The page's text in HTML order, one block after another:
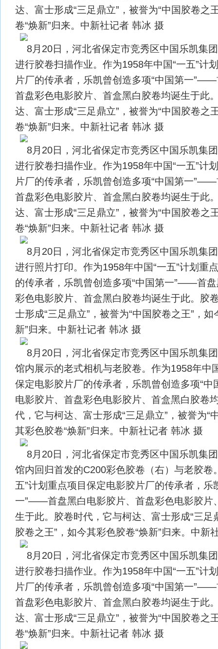
达、富士形成“三足鼎立”，被誉为“中国胶卷之
卷“焕新”归来。中新社记者 韩冰 摄
8月20日，河北省保定市竞秀区中国乐凯集
进行胶卷扫描作业。作为1958年中国“一五”计
片厂的传承者，乐凯曾创造多项“中国第一
首盘彩色电影胶片、首盒黑白胶卷均诞生于此
达、富士形成“三足鼎立”，被誉为“中国胶卷之
卷“焕新”归来。中新社记者 韩冰 摄
8月20日，河北省保定市竞秀区中国乐凯集
进行胶卷扫描作业。作为1958年中国“一五”计
片厂的传承者，乐凯曾创造多项“中国第一
首盘彩色电影胶片、首盒黑白胶卷均诞生于此
达、富士形成“三足鼎立”，被誉为“中国胶卷之
卷“焕新”归来。中新社记者 韩冰 摄
8月20日，河北省保定市竞秀区中国乐凯集
进行照片打印。作为1958年中国“一五”计划重
的传承者，乐凯曾创造多项“中国第一”——首
彩色电影胶片、首盒黑白胶卷均诞生于此。胶
士形成“三足鼎立”，被誉为“中国胶卷之王”，如
新”归来。中新社记者 韩冰 摄
8月20日，河北省保定市竞秀区中国乐凯集
馆内展示的老式相机与老胶卷。作为1958年中
保定电影胶片厂的传承者，乐凯曾创造多项“
电影胶片、首盘彩色电影胶片、首盒黑白胶卷
代，它与柯达、富士形成“三足鼎立”，被誉为“
其彩色胶卷“焕新”归来。中新社记者 韩冰 摄
8月20日，河北省保定市竞秀区中国乐凯集
馆内回归首发的C200彩色胶卷（右）与老胶卷
五”计划重点项目保定电影胶片厂的传承者，乐
一”——首盘黑白电影胶片、首盘彩色电影胶片
生于此。胶卷时代，它与柯达、富士形成“三足
胶卷之王”，如今其彩色胶卷“焕新”归来。中新
8月20日，河北省保定市竞秀区中国乐凯集
进行胶卷扫描作业。作为1958年中国“一五”计
片厂的传承者，乐凯曾创造多项“中国第一
首盘彩色电影胶片、首盒黑白胶卷均诞生于此
达、富士形成“三足鼎立”，被誉为“中国胶卷之
卷“焕新”归来。中新社记者 韩冰 摄